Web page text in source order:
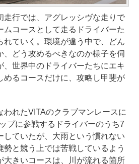
行では、アグレッシヴな走りで
ムコースとして走るドライバーた
れていく。環境が違う中で、どん
、どう攻めるべきなのか様子を伺
、世界中のドライバーたちにエキ
めるコースだけに、攻略し甲斐が
れたVITAのクラブマンレースに
プに参戦するドライバーのうち7
していたが、大雨という慣れない
勢と競う上では苦戦しているよう
大きいコースは、川が流れる箇所